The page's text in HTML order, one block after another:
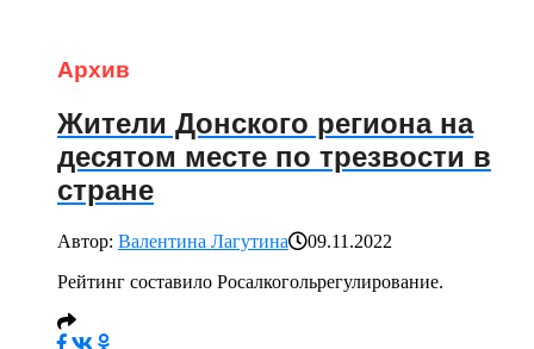
Архив
Жители Донского региона на
десятом месте по трезвости в
стране
Автор: Валентина Лагутина
09.11.2022
Рейтинг составило Росалкогольрегулирование.